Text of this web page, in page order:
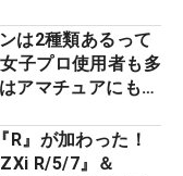
は2種類あるって
子プロ使用者も多
アマチュアにもオ
R』が加わった！
R/5/7』＆